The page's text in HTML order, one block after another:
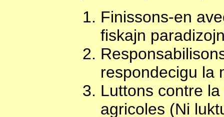
Finissons-en
fiskajn
respondecigu la
Luttons contre
agricoles (Ni